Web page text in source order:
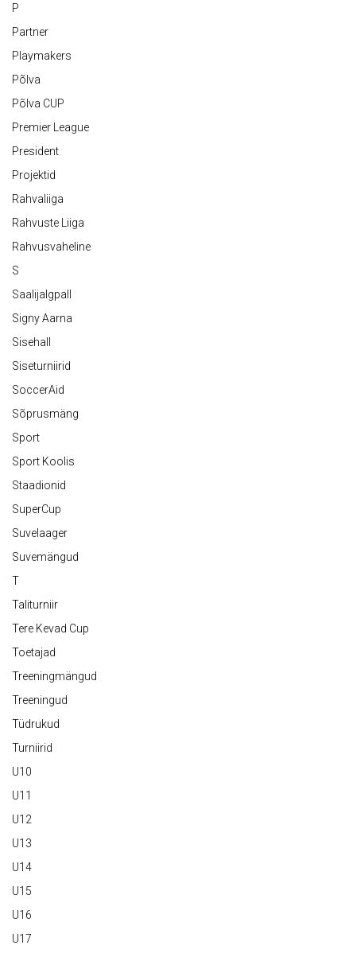
P
Partner
Playmakers
Põlva
Põlva CUP
Premier League
President
Projektid
Rahvaliiga
Rahvuste Liiga
Rahvusvaheline
S
Saalijalgpall
Signy Aarna
Sisehall
Siseturniirid
SoccerAid
Sõprusmäng
Sport
Sport Koolis
Staadionid
SuperCup
Suvelaager
Suvemängud
T
Taliturniir
Tere Kevad Cup
Toetajad
Treeningmängud
Treeningud
Tüdrukud
Turniirid
U10
U11
U12
U13
U14
U15
U16
U17